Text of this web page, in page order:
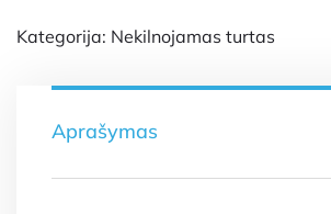
Kategorija: Nekilnojamas turtas
Aprašymas